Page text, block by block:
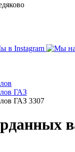
ГАЗ
ГАЗ 3307